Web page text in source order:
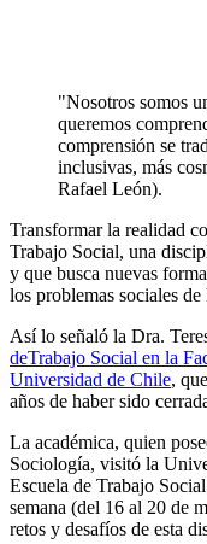
"Nosotros somos
queremos
comprensión se
inclusivas, más
Rafael León).
Transformar la realidad
Trabajo Social, una
y que busca nuevas
los problemas sociales
Así lo señaló la Dra.
deTrabajo Social en la
Universidad de Chile,
años de haber sido
La académica, quien
Sociología, visitó la
Escuela de Trabajo
semana (del 16 al 20 de
retos y desafíos de esta